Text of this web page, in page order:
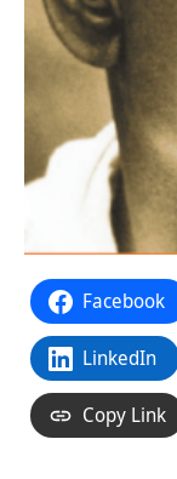
Facebook
LinkedIn
Copy Link